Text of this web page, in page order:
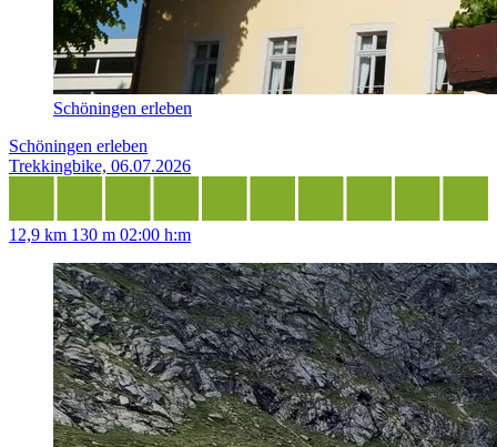
Schöningen erleben
Schöningen erleben
Trekkingbike, 06.07.2026
12,9 km 130 m 02:00 h:m